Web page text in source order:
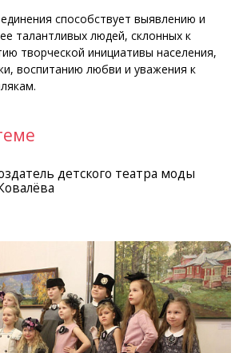
способствует выявлению и
талантливых людей, склонных к
творческой инициативы населения,
воспитанию любви и уважения к
детского театра моды